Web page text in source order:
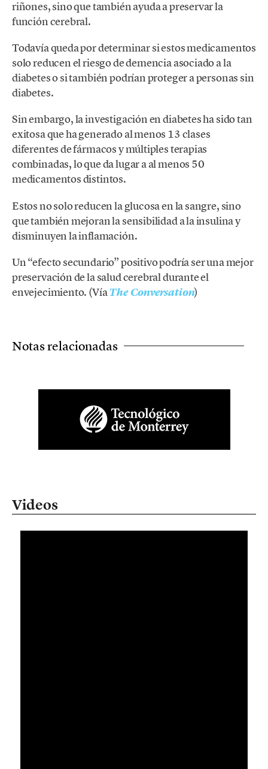
riñones, sino que también ayuda a preservar la
función cerebral.
Todavía queda por determinar si estos medicamentos
solo reducen el riesgo de demencia asociado a la
diabetes o si también podrían proteger a personas sin
diabetes.
Sin embargo, la investigación en diabetes ha sido tan
exitosa que ha generado al menos 13 clases
diferentes de fármacos y múltiples terapias
combinadas, lo que da lugar a al menos 50
medicamentos distintos.
Estos no solo reducen la glucosa en la sangre, sino
que también mejoran la sensibilidad a la insulina y
disminuyen la inflamación.
Un “efecto secundario” positivo podría ser una mejor
preservación de la salud cerebral durante el
envejecimiento. (VíaThe Conversation)
Notas relacionadas
Videos